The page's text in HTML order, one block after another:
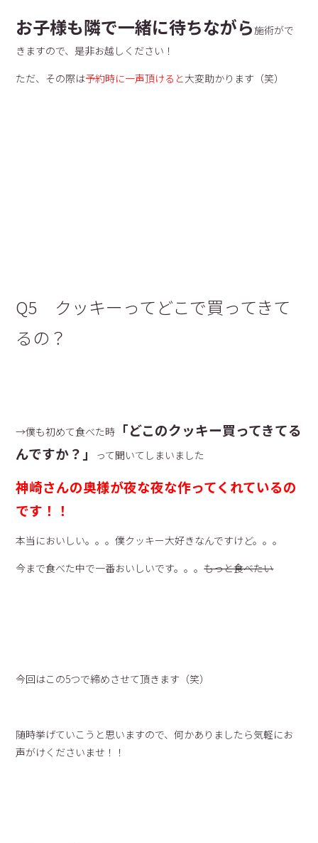
お子様も隣で一緒に待ちながら施術がで
きますので、是非お越しください！
ただ、その際は予約時に一声頂けると大変助かります（笑）
Q5 クッキーってどこで買ってきて
るの？
→僕も初めて食べた時 「どこのクッキー買ってきてる
んですか？」
って聞いてしまいました
神崎さんの奥様が夜な夜な作ってくれているの
です！！
本当においしい。。。僕クッキー大好きなんですけど。。。
今まで食べた中で一番おいしいです。。。もっと食べたい
今回はこの5つで締めさせて頂きます（笑）
随時挙げていこうと思いますので、何かありましたら気軽にお
声がけくださいませ！！